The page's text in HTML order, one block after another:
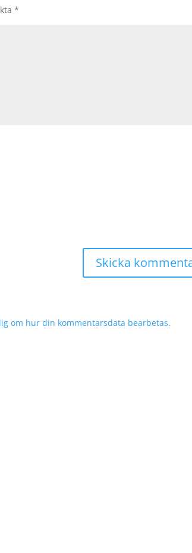
*
om hur din kommentarsdata bearbetas.